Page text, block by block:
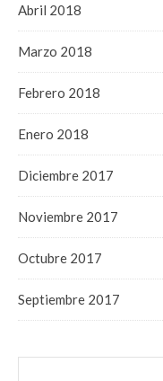
Abril 2018
Marzo 2018
Febrero 2018
Enero 2018
Diciembre 2017
Noviembre 2017
Octubre 2017
Septiembre 2017